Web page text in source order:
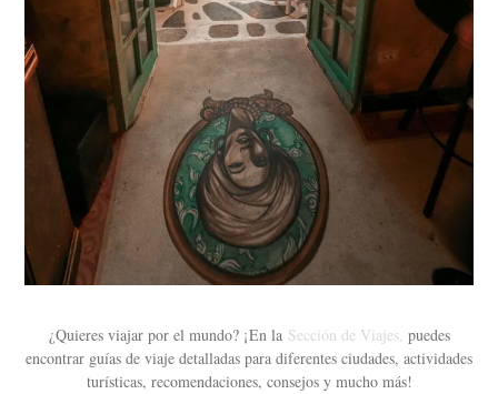
¿Quieres viajar por el mundo? ¡En la Sección de Viajes, puedes
encontrar guías de viaje detalladas para diferentes ciudades, actividades
turísticas, recomendaciones, consejos y mucho más!